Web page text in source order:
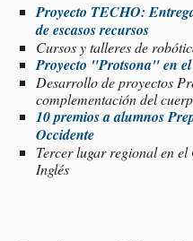
Proyecto TECHO:
de escasos recursos
Cursos y talleres de
Proyecto "Protsona" en
Desarrollo de proyectos
complementación del
10 premios a alumnos
Occidente
Tercer lugar regional en
Inglés